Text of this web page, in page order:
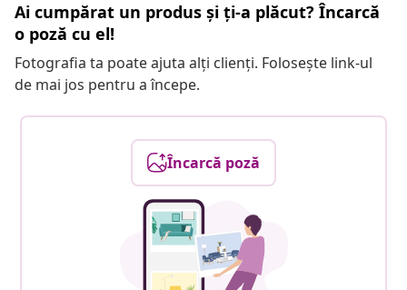
Ai cumpărat un produs și ți-a plăcut? Încarcă
o poză cu el!
Fotografia ta poate ajuta alți clienți. Folosește link-ul
de mai jos pentru a începe.
Încarcă poză